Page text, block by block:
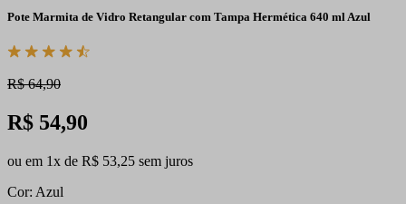
Pote Marmita de Vidro Retangular com Tampa Hermética 640 ml Azul
R$ 64,90
R$ 54,90
ou em 1x de R$ 53,25 sem juros
Cor: Azul